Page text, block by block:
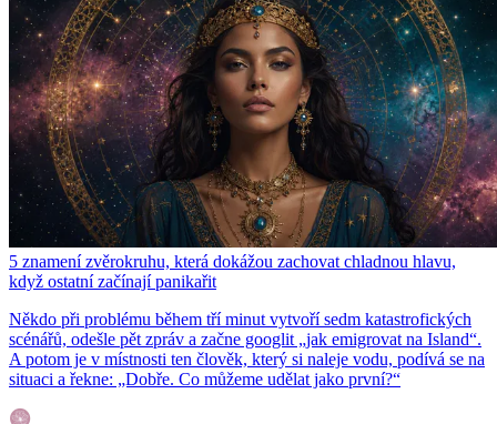
5 znamení zvěrokruhu, která dokážou zachovat chladnou hlavu,
když ostatní začínají panikařit
Někdo při problému během tří minut vytvoří sedm katastrofických
scénářů, odešle pět zpráv a začne googlit „jak emigrovat na Island“.
A potom je v místnosti ten člověk, který si naleje vodu, podívá se na
situaci a řekne: „Dobře. Co můžeme udělat jako první?“